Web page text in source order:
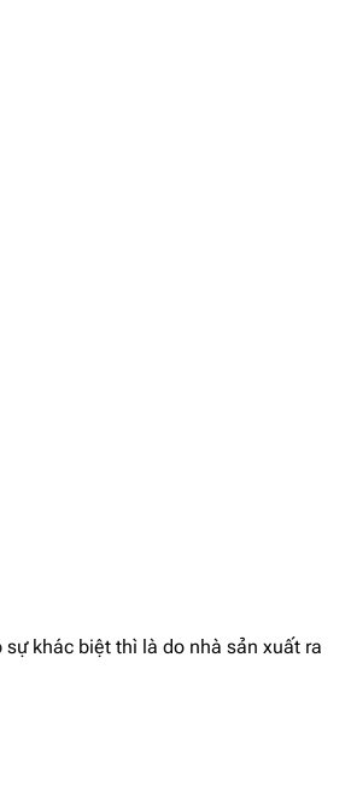
khác biệt thì là do nhà sản xuất ra